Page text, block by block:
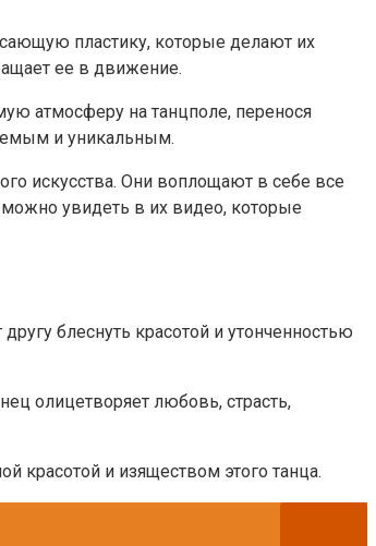
пластику, которые делают их
ее в движение.
атмосферу на танцполе, перенося
и уникальным.
искусства. Они воплощают в себе все
увидеть в их видео, которые
блеснуть красотой и утонченностью
олицетворяет любовь, страсть,
красотой и изяществом этого танца.